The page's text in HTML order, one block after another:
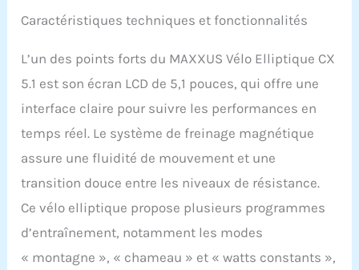
54 cm. Distance de
Hauteur de pédale : env.
290 mm.
Caractéristiques techniques et fonctionnalités
L’un des points forts du MAXXUS Vélo Elliptique CX
5.1 est son écran LCD de 5,1 pouces, qui offre une
interface claire pour suivre les performances en
temps réel. Le système de freinage magnétique
assure une fluidité de mouvement et une
transition douce entre les niveaux de résistance.
Ce vélo elliptique propose plusieurs programmes
d’entraînement, notamment les modes
« montagne », « chameau » et « watts constants »,